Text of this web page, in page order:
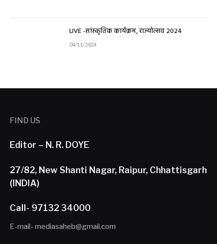
LIVE -सांस्कृतिक कार्यक्रम, राज्योत्सव 2024
04/11/2024
FIND US
Editor – N. R. DOYE
27/82, New Shanti Nagar, Raipur, Chhattisgarh
(INDIA)
Call- 97132 34000
E-mail- mediasaheb@gmail.com